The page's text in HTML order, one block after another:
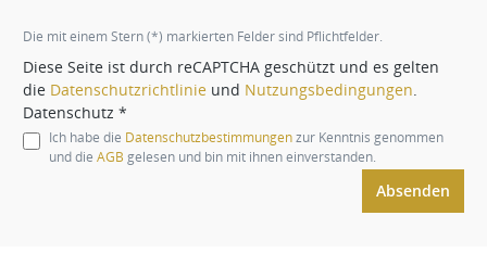
Die mit einem Stern (*) markierten Felder sind Pflichtfelder.
Diese Seite ist durch reCAPTCHA geschützt und es gelten
die Datenschutzrichtlinie und Nutzungsbedingungen
Datenschutz *
Ich habe die Datenschutzbestimmungenzur Kenntnis genommen
und die AGB gelesen und bin mit ihnen einverstanden.
Absenden